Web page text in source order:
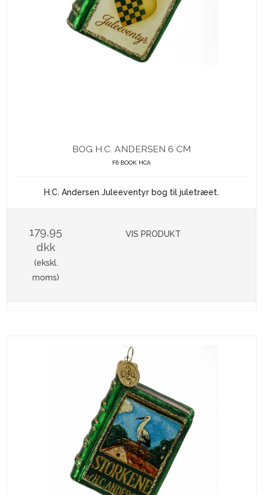
BOG H.C. ANDERSEN 6 CM
F6 BOOK HCA
H.C. Andersen Juleeventyr bog til juletræet.
179,95
dkk
(ekskl.
moms)
VIS PRODUKT